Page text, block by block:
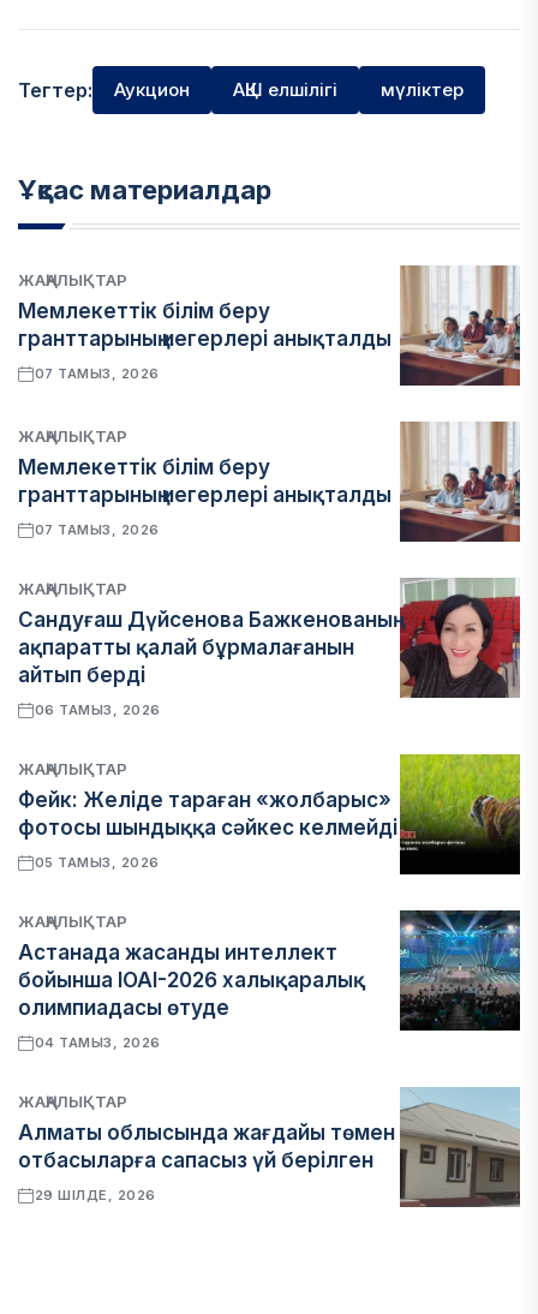
Тегтер: Аукцион АҚШ елшілігі мүліктер
Ұқсас материалдар
ЖАҢАЛЫҚТАР
Мемлекеттік білім беру
гранттарының иегерлері анықталды
07 ТАМЫЗ, 2026
ЖАҢАЛЫҚТАР
Мемлекеттік білім беру
гранттарының иегерлері анықталды
07 ТАМЫЗ, 2026
ЖАҢАЛЫҚТАР
Сандуғаш Дүйсенова Бажкенованың
ақпаратты қалай бұрмалағанын
айтып берді
06 ТАМЫЗ, 2026
ЖАҢАЛЫҚТАР
Фейк: Желіде тараған «жолбарыс»
фотосы шындыққа сәйкес келмейді
05 ТАМЫЗ, 2026
ЖАҢАЛЫҚТАР
Астанада жасанды интеллект
бойынша IOAI-2026 халықаралық
олимпиадасы өтуде
04 ТАМЫЗ, 2026
ЖАҢАЛЫҚТАР
Алматы облысында жағдайы төмен
отбасыларға сапасыз үй берілген
29 ШІЛДЕ, 2026